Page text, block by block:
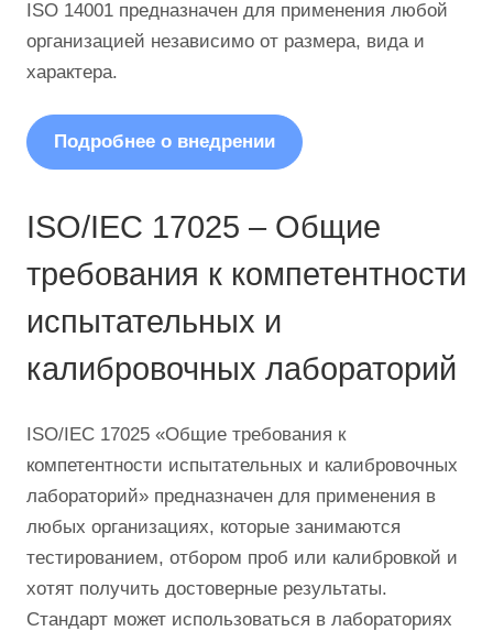
ISO 14001 предназначен для применения любой
организацией независимо от размера, вида и
характера.
Подробнее о внедрении
ISO/IEC 17025 – Общие
требования к компетентности
испытательных и
калибровочных лабораторий
ISO/IEC 17025 «Общие требования к
компетентности испытательных и калибровочных
лабораторий» предназначен для применения в
любых организациях, которые занимаются
тестированием, отбором проб или калибровкой и
хотят получить достоверные результаты.
Стандарт может использоваться в лабораториях